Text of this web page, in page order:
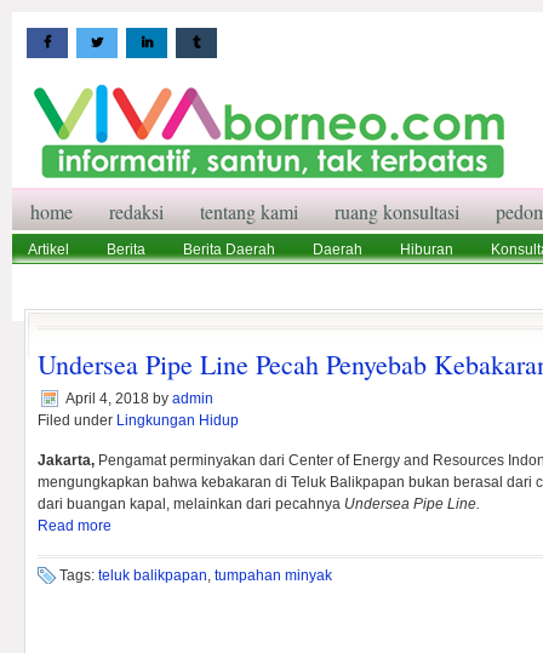
home redaksi tentang kami ruang konsultasi
Artikel Berita Berita Daerah Daerah Hiburan
Undersea Pipe Line Pecah Penyebab
April 4, 2018 by admin
Filed under Lingkungan Hidup
Jakarta, Pengamat perminyakan dari Center of Energy and Resources
mengungkapkan bahwa kebakaran di Teluk Balikpapan bukan berasal dari
dari buangan kapal, melainkan dari pecahnya Undersea Pipe Line.
Read more
Tags: teluk balikpapan, tumpahan minyak